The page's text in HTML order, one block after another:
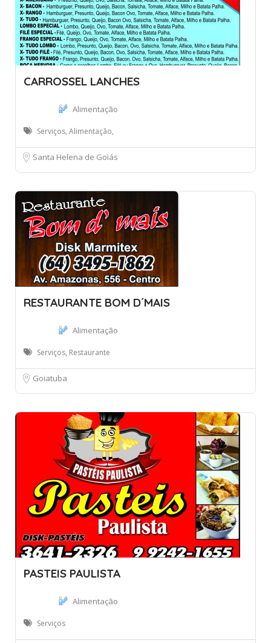
CARROSSEL LANCHES
Alimentação
Serviços, Alimentação,
Santa Helena de Goiás
RESTAURANTE BOM D´MAIS
Alimentação
Serviços, Restaurante
Goiatuba
PASTEIS PAULISTA
Alimentação
Serviços